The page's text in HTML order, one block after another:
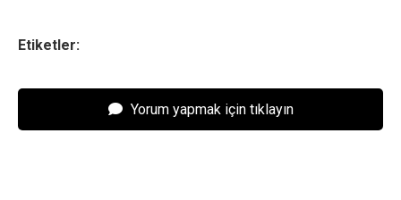
Etiketler:
Yorum yapmak için tıklayın